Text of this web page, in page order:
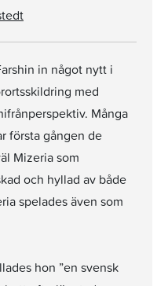
in något nytt i
med
Många
första gången de
Mizeria som
och hyllad av både
spelades även som
hon ”en svensk